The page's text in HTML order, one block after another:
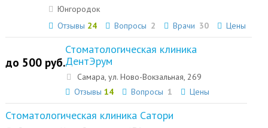
Юнгородок
Отзывы 24 Вопросы 2 Врачи 30 Цены
Стоматологическая клиника
ДентЭрум
Самара, ул. Ново-Вокзальная, 269
Отзывы 14 Вопросы 1 Цены
до 500 руб.
Стоматологическая клиника Сатори